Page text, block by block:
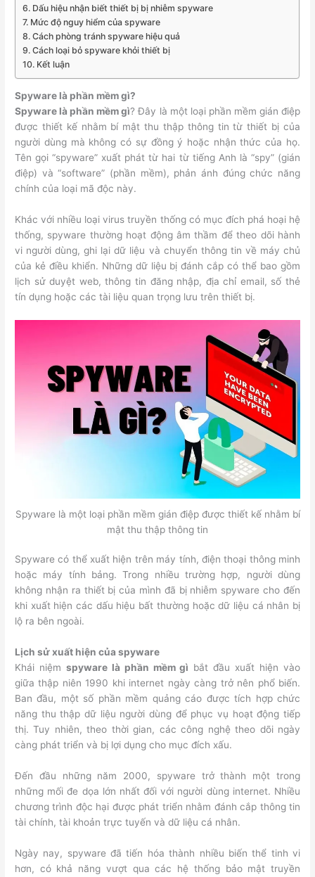
Dấu hiệu nhận biết thiết bị bị nhiễm spyware
Mức độ nguy hiểm của spyware
Cách phòng tránh spyware hiệu quả
Cách loại bỏ spyware khỏi thiết bị
Kết luận
Spyware là phần mềm gì?
Spyware là phần mềm gì? Đây là một loại phần mềm gián điệp
được thiết kế nhằm bí mật thu thập thông tin từ thiết bị của
người dùng mà không có sự đồng ý hoặc nhận thức của họ.
Tên gọi “spyware” xuất phát từ hai từ tiếng Anh là “spy” (gián
điệp) và “software” (phần mềm), phản ánh đúng chức năng
chính của loại mã độc này.
Khác với nhiều loại virus truyền thống có mục đích phá hoại hệ
thống, spyware thường hoạt động âm thầm để theo dõi hành
vi người dùng, ghi lại dữ liệu và chuyển thông tin về máy chủ
của kẻ điều khiển. Những dữ liệu bị đánh cắp có thể bao gồm
lịch sử duyệt web, thông tin đăng nhập, địa chỉ email, số thẻ
tín dụng hoặc các tài liệu quan trọng lưu trên thiết bị.
Spyware là một loại phần mềm gián điệp được thiết kế nhằm bí
mật thu thập thông tin
Spyware có thể xuất hiện trên máy tính, điện thoại thông minh
hoặc máy tính bảng. Trong nhiều trường hợp, người dùng
không nhận ra thiết bị của mình đã bị nhiễm spyware cho đến
khi xuất hiện các dấu hiệu bất thường hoặc dữ liệu cá nhân bị
lộ ra bên ngoài.
Lịch sử xuất hiện của spyware
Khái niệm spyware là phần mềm gì bắt đầu xuất hiện vào
giữa thập niên 1990 khi internet ngày càng trở nên phổ biến.
Ban đầu, một số phần mềm quảng cáo được tích hợp chức
năng thu thập dữ liệu người dùng để phục vụ hoạt động tiếp
thị. Tuy nhiên, theo thời gian, các công nghệ theo dõi ngày
càng phát triển và bị lợi dụng cho mục đích xấu.
Đến đầu những năm 2000, spyware trở thành một trong
những mối đe dọa lớn nhất đối với người dùng internet. Nhiều
chương trình độc hại được phát triển nhằm đánh cắp thông tin
tài chính, tài khoản trực tuyến và dữ liệu cá nhân.
Ngày nay, spyware đã tiến hóa thành nhiều biến thể tinh vi
hơn, có khả năng vượt qua các hệ thống bảo mật truyền